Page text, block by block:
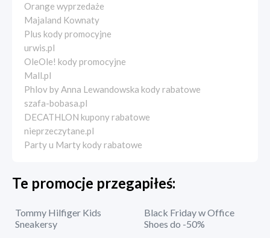
Orange wyprzedaże
Majaland Kownaty
Plus kody promocyjne
urwis.pl
OleOle! kody promocyjne
Mall.pl
Phlov by Anna Lewandowska kody rabatowe
szafa-bobasa.pl
DECATHLON kupony rabatowe
nieprzeczytane.pl
Party u Marty kody rabatowe
Te promocje przegapiłeś:
Tommy Hilfiger Kids
Sneakersy
Black Friday w Office
Shoes do -50%